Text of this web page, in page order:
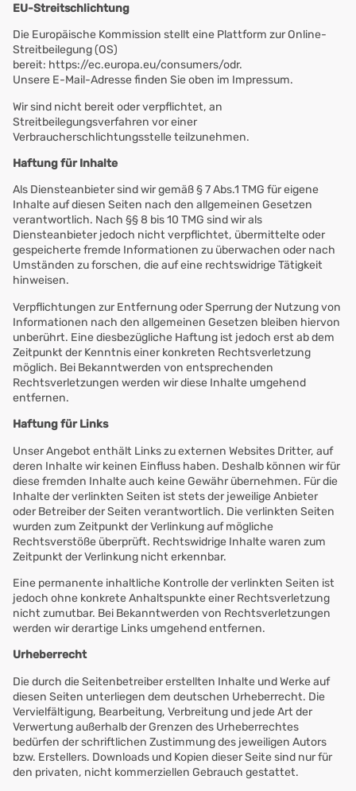
EU-Streitschlichtung
Die Europäische Kommission stellt eine Plattform zur Online-
Streitbeilegung (OS)
bereit: https://ec.europa.eu/consumers/odr.
Unsere E-Mail-Adresse finden Sie oben im Impressum.
Wir sind nicht bereit oder verpflichtet, an
Streitbeilegungsverfahren vor einer
Verbraucherschlichtungsstelle teilzunehmen.
Haftung für Inhalte
Als Diensteanbieter sind wir gemäß § 7 Abs.1 TMG für eigene
Inhalte auf diesen Seiten nach den allgemeinen Gesetzen
verantwortlich. Nach §§ 8 bis 10 TMG sind wir als
Diensteanbieter jedoch nicht verpflichtet, übermittelte oder
gespeicherte fremde Informationen zu überwachen oder nach
Umständen zu forschen, die auf eine rechtswidrige Tätigkeit
hinweisen.
Verpflichtungen zur Entfernung oder Sperrung der Nutzung von
Informationen nach den allgemeinen Gesetzen bleiben hiervon
unberührt. Eine diesbezügliche Haftung ist jedoch erst ab dem
Zeitpunkt der Kenntnis einer konkreten Rechtsverletzung
möglich. Bei Bekanntwerden von entsprechenden
Rechtsverletzungen werden wir diese Inhalte umgehend
entfernen.
Haftung für Links
Unser Angebot enthält Links zu externen Websites Dritter, auf
deren Inhalte wir keinen Einfluss haben. Deshalb können wir für
diese fremden Inhalte auch keine Gewähr übernehmen. Für die
Inhalte der verlinkten Seiten ist stets der jeweilige Anbieter
oder Betreiber der Seiten verantwortlich. Die verlinkten Seiten
wurden zum Zeitpunkt der Verlinkung auf mögliche
Rechtsverstöße überprüft. Rechtswidrige Inhalte waren zum
Zeitpunkt der Verlinkung nicht erkennbar.
Eine permanente inhaltliche Kontrolle der verlinkten Seiten ist
jedoch ohne konkrete Anhaltspunkte einer Rechtsverletzung
nicht zumutbar. Bei Bekanntwerden von Rechtsverletzungen
werden wir derartige Links umgehend entfernen.
Urheberrecht
Die durch die Seitenbetreiber erstellten Inhalte und Werke auf
diesen Seiten unterliegen dem deutschen Urheberrecht. Die
Vervielfältigung, Bearbeitung, Verbreitung und jede Art der
Verwertung außerhalb der Grenzen des Urheberrechtes
bedürfen der schriftlichen Zustimmung des jeweiligen Autors
bzw. Erstellers. Downloads und Kopien dieser Seite sind nur für
den privaten, nicht kommerziellen Gebrauch gestattet.